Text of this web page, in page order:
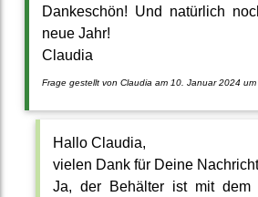
Dankeschön! Und natürlich
neue Jahr!
Claudia
Frage gestellt von Claudia am 10. Januar 2024
Hallo Claudia,
vielen Dank für Deine
Ja, der Behälter ist mit dem